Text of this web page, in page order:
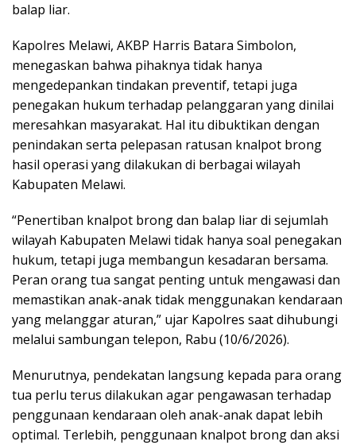
balap liar.
Kapolres Melawi, AKBP Harris Batara Simbolon,
menegaskan bahwa pihaknya tidak hanya
mengedepankan tindakan preventif, tetapi juga
penegakan hukum terhadap pelanggaran yang dinilai
meresahkan masyarakat. Hal itu dibuktikan dengan
penindakan serta pelepasan ratusan knalpot brong
hasil operasi yang dilakukan di berbagai wilayah
Kabupaten Melawi.
“Penertiban knalpot brong dan balap liar di sejumlah
wilayah Kabupaten Melawi tidak hanya soal penegakan
hukum, tetapi juga membangun kesadaran bersama.
Peran orang tua sangat penting untuk mengawasi dan
memastikan anak-anak tidak menggunakan kendaraan
yang melanggar aturan,” ujar Kapolres saat dihubungi
melalui sambungan telepon, Rabu (10/6/2026).
Menurutnya, pendekatan langsung kepada para orang
tua perlu terus dilakukan agar pengawasan terhadap
penggunaan kendaraan oleh anak-anak dapat lebih
optimal. Terlebih, penggunaan knalpot brong dan aksi